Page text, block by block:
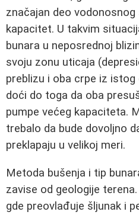
značajan deo
kapacitet. U takvim
bunara u neposrednoj
svoju zonu uticaja
preblizu i oba crpe iz
doći do toga da oba
pumpe većeg kapaciteta.
trebalo da bude dovoljno
preklapaju u velikoj meri.
Metoda bušenja i tip
zavise od geologije
gde preovlađuje šljunak i